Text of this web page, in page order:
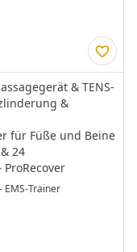
& TENS-
&
für Füße und Beine
24
EMS-Trainer